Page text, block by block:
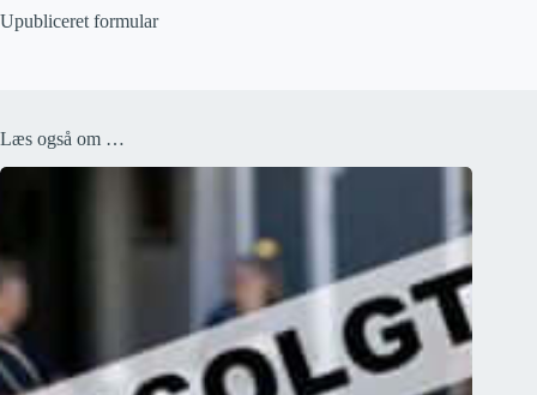
Upubliceret formular
Læs også om …